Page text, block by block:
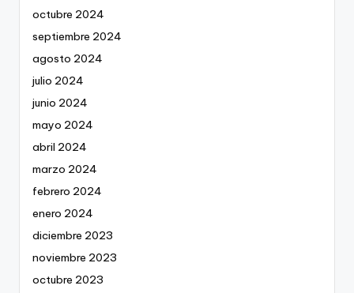
octubre 2024
septiembre 2024
agosto 2024
julio 2024
junio 2024
mayo 2024
abril 2024
marzo 2024
febrero 2024
enero 2024
diciembre 2023
noviembre 2023
octubre 2023